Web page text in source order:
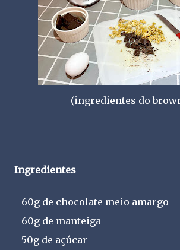
(ingredientes do
Ingredientes
- 60g de chocolate meio amargo
- 60g de manteiga
- 50g de açúcar